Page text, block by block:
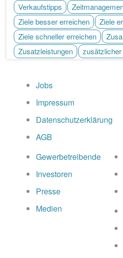
Verkaufstipps
Ziele besser erreichen
Ziele
Ziele schneller erreichen
Zusatzleistungen
Jobs
Impressum
Datenschutzerklärung
AGB
Gewerbetreibende
Investoren
Presse
Medien